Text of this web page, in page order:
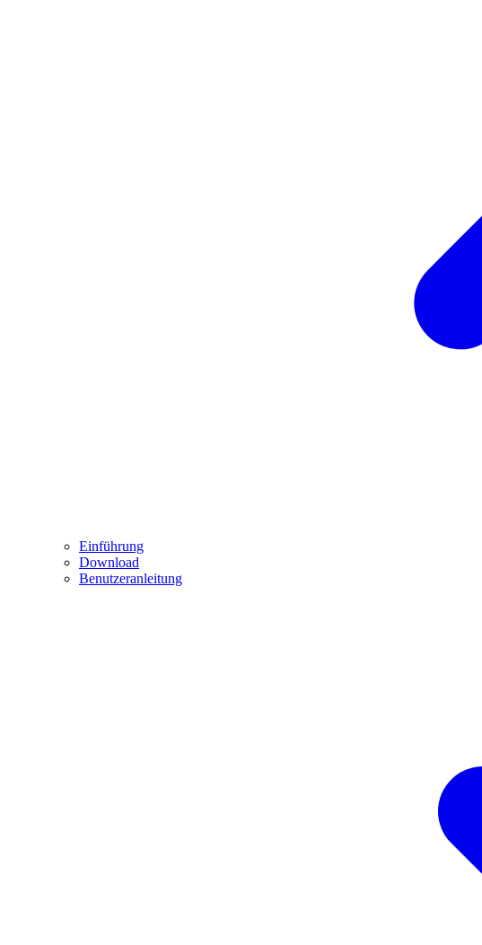
Einführung
Download
Benutzeranleitung